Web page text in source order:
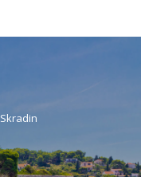
Skradin